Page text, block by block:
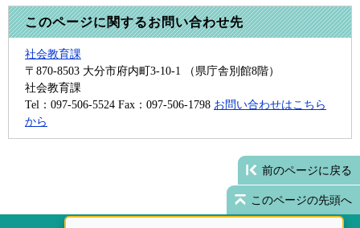
このページに関するお問い合わせ先
社会教育課
〒870-8503 大分市府内町3-10-1 （県庁舎別館8階）
社会教育課
Tel：097-506-5524 Fax：097-506-1798 お問い合わせはこちら
から
前のページに戻る
このページの先頭へ